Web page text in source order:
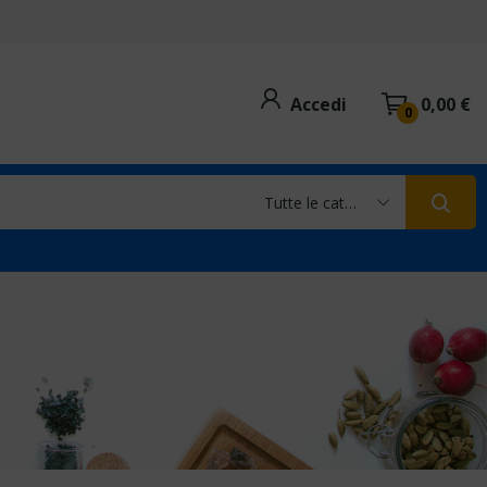
Accedi 0,00 €
0
Tutte le categorie